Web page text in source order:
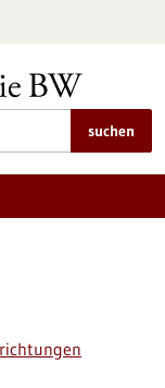
suchen